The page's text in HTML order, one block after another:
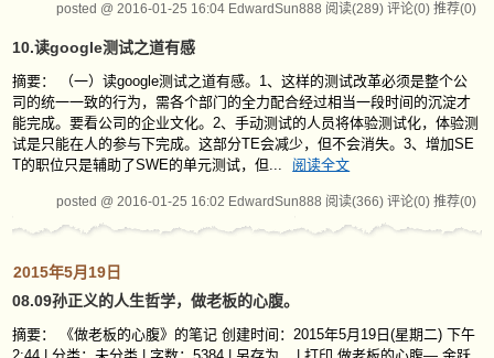
posted @ 2016-01-25 16:04 EdwardSun888 阅读(289) 评论(0) 推荐(0)
10.读google测试之道有感
摘要： （一）读google测试之道有感。1、这样的测试改革必须是整个公
司的统一一致的行为，需各个部门的全力配合经过相当一段时间的沉淀才
能完成。要看公司的企业文化。2、手动测试的人员将体验测试化，体验测
试是只能在人的参与下完成。这部分TE会减少，但不会消失。3、增加SE
T的职位只是辅助了SWE的单元测试，但...
阅读全文
posted @ 2016-01-25 16:02 EdwardSun888 阅读(366) 评论(0) 推荐(0)
2015年5月19日
08.09孙正义的人生哲学，做老板的心腹。
摘要： 《做老板的心腹》的笔记 创建时间：2015年5月19日(星期二) 下午